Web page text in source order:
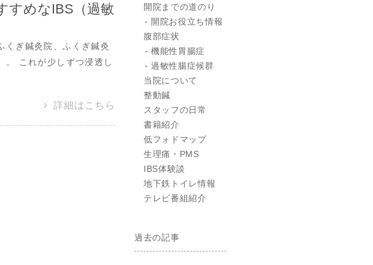
すめなIBS（過敏
くぎ鍼灸院、ふくぎ鍼灸
。 これが少しずつ浸透し
詳細はこちら
開院までの道のり
開院お役立ち情報
腹部症状
機能性胃腸症
過敏性腸症候群
当院について
整動鍼
スタッフの日常
書籍紹介
低フォドマップ
生理痛・PMS
IBS体験談
地下鉄トイレ情報
テレビ番組紹介
過去の記事